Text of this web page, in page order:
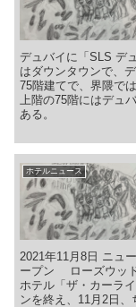
デュバイに「SLS デ
はダウンタウンで、
75階建てで、界隈で
上階の75階にはデュ
ある。
ホテルニュース
2021年11月8日 ニュ
ープン ローズウッ
ホテル「ザ・カーラ
ンを終え、11月2日、